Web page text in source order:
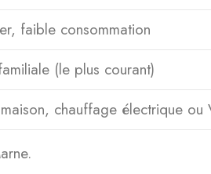
faible consommation
(le plus courant)
chauffage électrique ou